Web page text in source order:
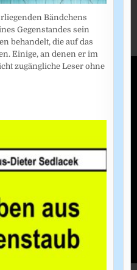
Bändchens
Gegenstandes sein
behandelt, die auf das
Einige, an denen er im
zugängliche Leser ohne